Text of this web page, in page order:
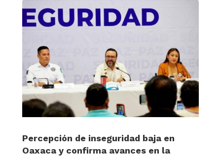
Percepción de inseguridad baja en
Oaxaca y confirma avances en la